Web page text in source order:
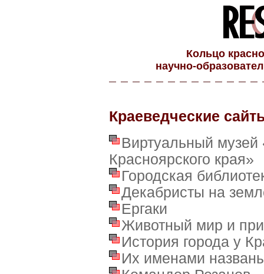
Кольцо
научно-
Краеведческие
Виртуальный музей
Красноярского края»
Городская
Декабристы на
Ергаки
Животный мир и
История города у
Их именами